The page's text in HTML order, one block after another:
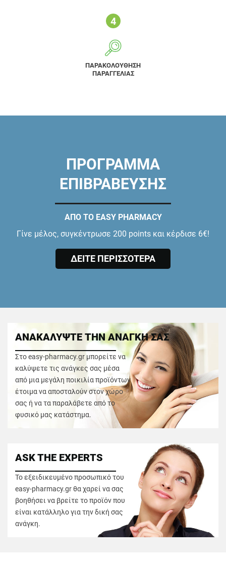
ΠΑΡΑΚΟΛΟΥΘΗΣΗ
ΠΑΡΑΓΓΕΛΙΑΣ
ΠΡΟΓΡΑΜΜΑ
ΕΠΙΒΡΑΒΕΥΣΗΣ
ΑΠΟ ΤΟ EASY PHARMACY
Γίνε μέλος, συγκέντρωσε 200 points και κέρδισε 6€!
ΔΕΙΤΕ ΠΕΡΙΣΣΟΤΕΡΑ
ΑΝΑΚΑΛΥΨΤΕ ΤΗΝ ΑΝΑΓΚΗ ΣΑΣ
Στο easy-pharmacy.gr μπορείτε να
καλύψετε τις ανάγκες σας μέσα
από μια μεγάλη ποικιλία προϊόντων
έτοιμα να αποσταλούν στον χώρο
σας ή να τα παραλάβετε από το
φυσικό μας κατάστημα.
ASK THE EXPERTS
Το εξειδικευμένο προσωπικό του
easy-pharmacy.gr θα χαρεί να σας
βοηθήσει να βρείτε το προϊόν που
είναι κατάλληλο για την δική σας
ανάγκη.